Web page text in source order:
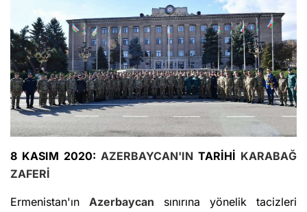
8 KASIM 2020: AZERBAYCAN'IN TARİHİ KARABAĞ
ZAFERİ
Ermenistan'ın Azerbaycan sınırına yönelik tacizleri